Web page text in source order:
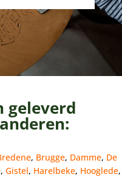
geleverd
, Brugge, Damme, De
, Gistel, Harelbeke, Hooglede,